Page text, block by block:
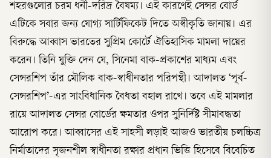
শহরগুলোর চরম ধনী-দরিদ্র বৈষম্য। এই কারণেই সেন্সর বোর্ড
এটিকে সবার জন্য যোগ্য সার্টিফিকেট দিতে অস্বীকৃতি জানায়। এর
বিরুদ্ধে আব্বাস ভারতের সুপ্রিম কোর্টে ঐতিহাসিক মামলা দায়ের
করেন। তিনি যুক্তি দেন যে, সিনেমা বাক-প্রকাশের মাধ্যম এবং
সেন্সরশিপ তাঁর মৌলিক বাক-স্বাধীনতার পরিপন্থী। আদালত ‘পূর্ব-
সেন্সরশিপ’-এর সাংবিধানিক বৈধতা বহাল রাখে। তবে এই মামলার
রায়ে আদালত সেন্সর বোর্ডের ক্ষমতার ওপর সুনির্দিষ্ট সীমাবদ্ধতা
আরোপ করে। আব্বাসের এই সাহসী লড়াই আজও ভারতীয় চলচ্চিত্র
নির্মাতাদের সৃজনশীল স্বাধীনতা রক্ষার প্রধান ভিত্তি হিসেবে বিবেচিত